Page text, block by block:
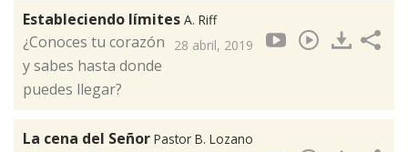
Estableciendo límites A. Riff
28 abril, 2019
¿Conoces tu corazón
y sabes hasta donde
puedes llegar?
La cena del Señor Pastor B. Lozano